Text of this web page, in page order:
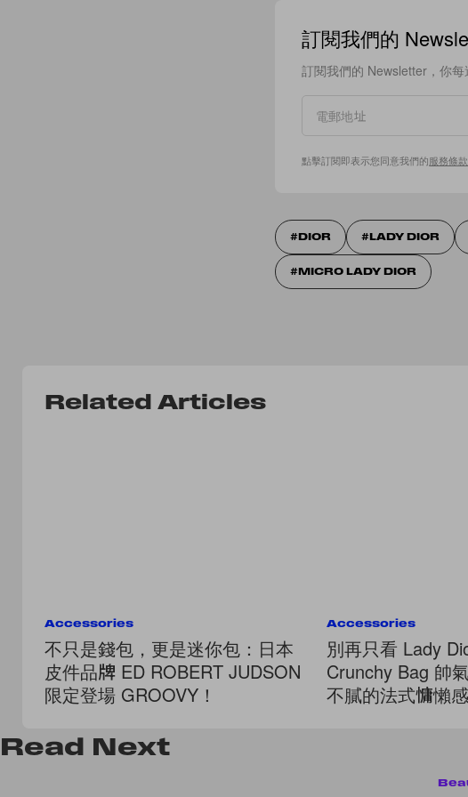
訂閱我們的
訂閱我們的 Newsletter，你每
點擊訂閱即表示您同意我們的服務條款
DIOR LADY DIOR
MICRO LADY DIOR
Related Articles
Accessories
不只是錢包，更是迷你包：日本
皮件品牌 ED ROBERT JUDSON
限定登場 GROOVY！
Accessories
別再只看 Lady
Crunchy Bag 帥
不膩的法式慵懶感
Read Next